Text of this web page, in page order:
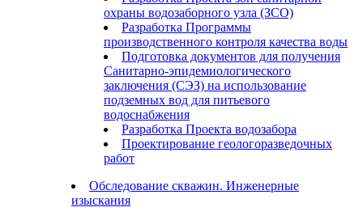
охраны водозаборного узла (ЗСО)
Разработка Программы
производственного контроля качества воды
Подготовка документов для получения
Санитарно-эпидемиологического
заключения (СЭЗ) на использование
подземных вод для питьевого
водоснабжения
Разработка Проекта водозабора
Проектирование геологоразведочных
работ
Обследование скважин. Инженерные
изыскания